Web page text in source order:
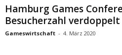
Hamburg Games
Besucherzahl
Gameswirtschaft - 4. März 2020